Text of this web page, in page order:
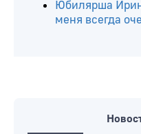
Юбилярша
меня всегда